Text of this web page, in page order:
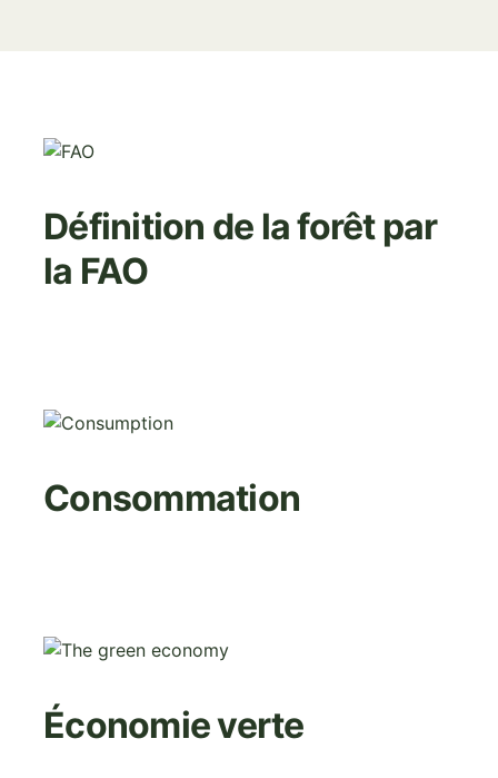
Image
Définition de la forêt par
la FAO
Image
Consommation
Image
Économie verte